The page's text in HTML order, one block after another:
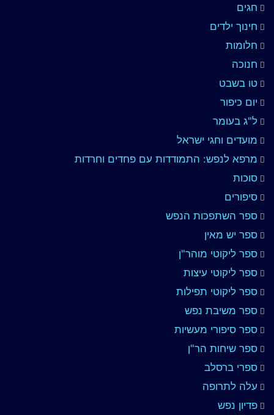
חגים
חינוך ילדים
חלומות
חנוכה
טו בשבט
יום כיפור
ל"ג בעומר
מועדים וחגי ישראל
מרפא לנפש: התמודדות עם פחדים וחרדות
סוכות
סיפורים
ספר השתפכות הנפש
ספר יש מאין
ספר ליקוטי מוהר"ן
ספר ליקוטי עיצות
ספר ליקוטי תפילות
ספר משיבת נפש
ספר סיפורי מעשיות
ספר שיחות הר"ן
ספרי ברסלב
עלה לתרופה
פדיון נפש